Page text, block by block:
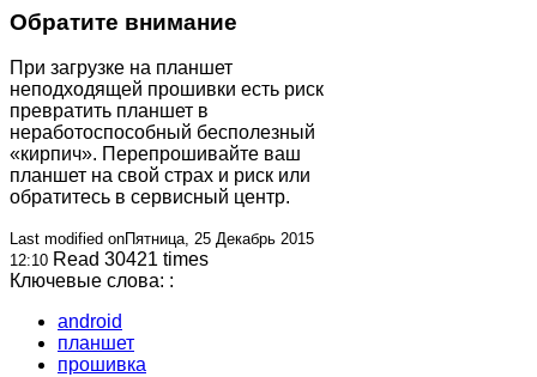
Обратите внимание
При загрузке на планшет
неподходящей прошивки есть риск
превратить планшет в
неработоспособный бесполезный
«кирпич». Перепрошивайте ваш
планшет на свой страх и риск или
обратитесь в сервисный центр.
Last modified onПятница, 25 Декабрь 2015
12:10 Read 30421 times
Ключевые слова: :
android
планшет
прошивка